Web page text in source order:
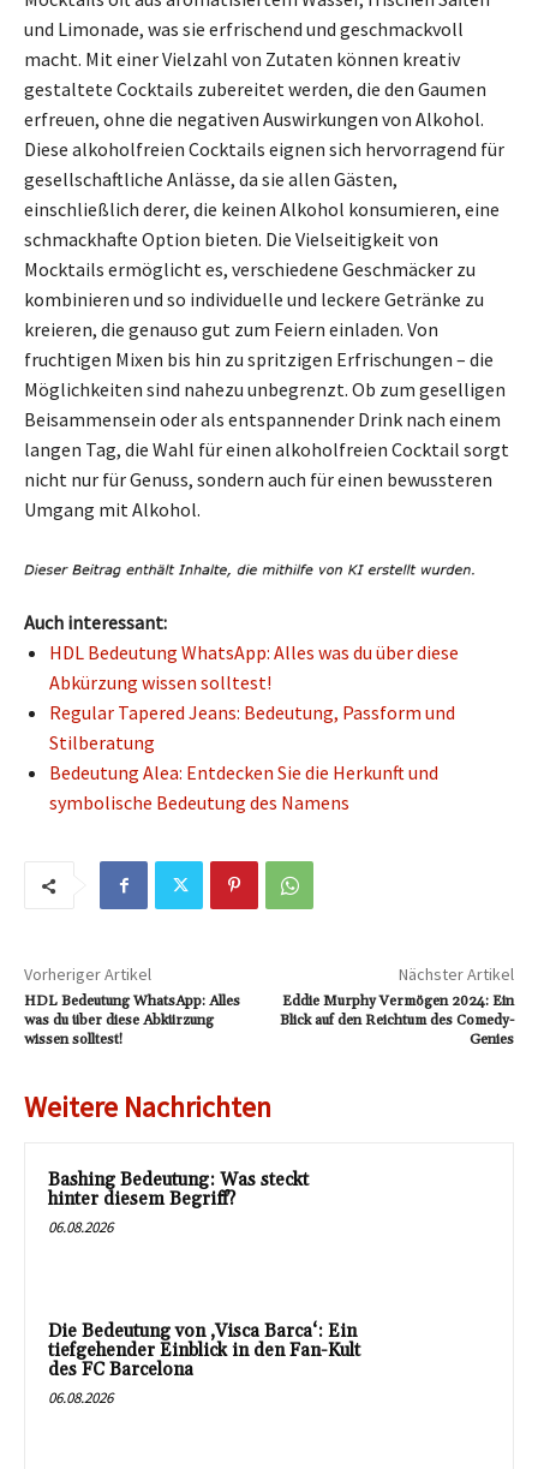
und Limonade, was sie erfrischend und geschmackvoll
macht. Mit einer Vielzahl von Zutaten können kreativ
gestaltete Cocktails zubereitet werden, die den Gaumen
erfreuen, ohne die negativen Auswirkungen von Alkohol.
Diese alkoholfreien Cocktails eignen sich hervorragend für
gesellschaftliche Anlässe, da sie allen Gästen,
einschließlich derer, die keinen Alkohol konsumieren, eine
schmackhafte Option bieten. Die Vielseitigkeit von
Mocktails ermöglicht es, verschiedene Geschmäcker zu
kombinieren und so individuelle und leckere Getränke zu
kreieren, die genauso gut zum Feiern einladen. Von
fruchtigen Mixen bis hin zu spritzigen Erfrischungen – die
Möglichkeiten sind nahezu unbegrenzt. Ob zum geselligen
Beisammensein oder als entspannender Drink nach einem
langen Tag, die Wahl für einen alkoholfreien Cocktail sorgt
nicht nur für Genuss, sondern auch für einen bewussteren
Umgang mit Alkohol.
Auch interessant:
HDL Bedeutung WhatsApp: Alles was du über diese
Abkürzung wissen solltest!
Regular Tapered Jeans: Bedeutung, Passform und
Stilberatung
Bedeutung Alea: Entdecken Sie die Herkunft und
symbolische Bedeutung des Namens
Vorheriger Artikel
HDL Bedeutung WhatsApp: Alles
was du über diese Abkürzung
wissen solltest!
Nächster Artikel
Eddie Murphy Vermögen 2024: Ein
Blick auf den Reichtum des Comedy-
Genies
Weitere Nachrichten
Bashing Bedeutung: Was steckt
hinter diesem Begriff?
06.08.2026
Die Bedeutung von ‚Visca Barca‘: Ein
tiefgehender Einblick in den Fan-Kult
des FC Barcelona
06.08.2026